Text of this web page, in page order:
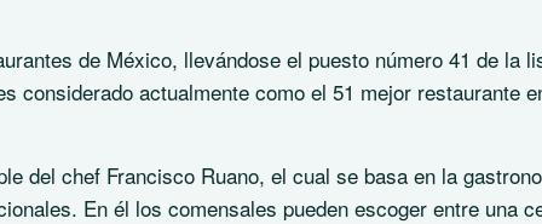
de México, llevándose el puesto número 41 de la
considerado actualmente como el 51 mejor restaurante
del chef Francisco Ruano, el cual se basa en la
En él los comensales pueden escoger entre una